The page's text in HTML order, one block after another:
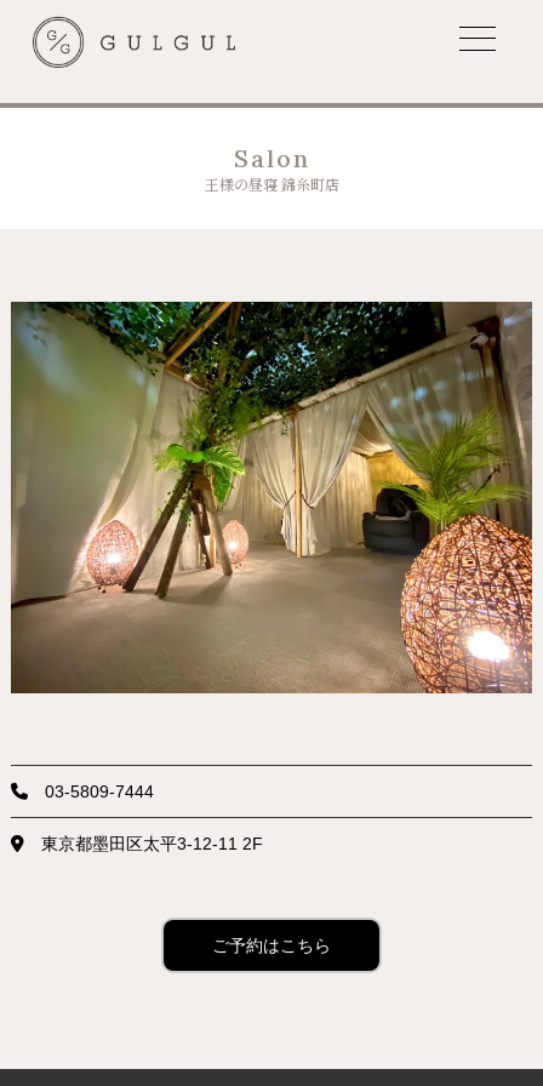
Salon
王様の昼寝 錦糸町店
03-5809-7444
東京都墨田区太平3-12-11 2F
ご予約はこちら